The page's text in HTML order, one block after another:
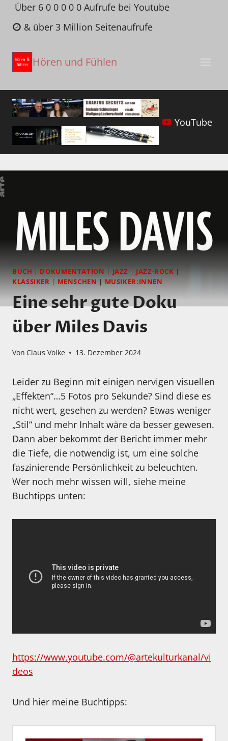
Zum
Inhalt
springen
Über 6 0 0 0 0 0 Aufrufe bei Youtube
& über 3 Million Seitenaufrufe
Hören und Fühlen
YouTube
BUCH | DOKUMENTATION | JAZZ | JAZZ-ROCK |
KLASSIKER | MENSCHEN | MUSIKER:INNEN
Eine sehr gute Doku
über Miles Davis
Von Claus Volke 13. Dezember 2024
Leider zu Beginn mit einigen nervigen visuellen
„Effekten“…5 Fotos pro Sekunde? Sind diese es
nicht wert, gesehen zu werden? Etwas weniger
„Stil“ und mehr Inhalt wäre da besser gewesen.
Dann aber bekommt der Bericht immer mehr
die Tiefe, die notwendig ist, um eine solche
faszinierende Persönlichkeit zu beleuchten.
Wer noch mehr wissen will, siehe meine
Buchtipps unten:
https://www.youtube.com/@artekulturkanal/vi
deos
Und hier meine Buchtipps: